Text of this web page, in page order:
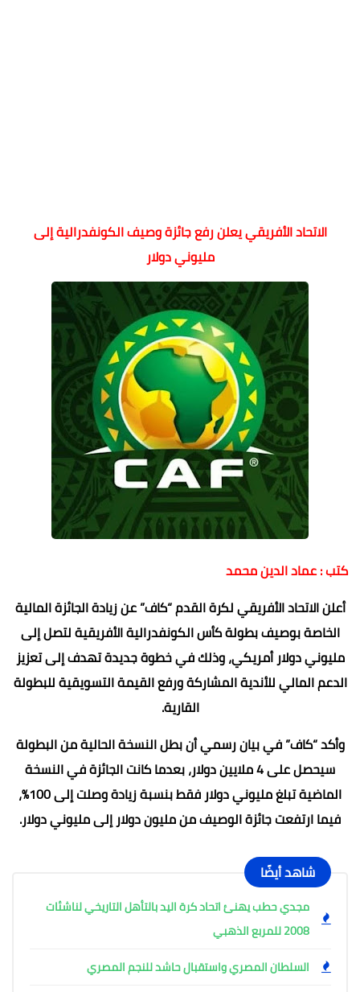
الاتحاد الأفريقي يعلن رفع جائزة وصيف الكونفدرالية إلى
مليوني دولار
كتب : عماد الدين محمد
أعلن الاتحاد الأفريقي لكرة القدم “كاف” عن زيادة الجائزة المالية
الخاصة بوصيف بطولة كأس الكونفدرالية الأفريقية لتصل إلى
مليوني دولار أمريكي، وذلك في خطوة جديدة تهدف إلى تعزيز
الدعم المالي للأندية المشاركة ورفع القيمة التسويقية للبطولة
القارية.
وأكد “كاف” في بيان رسمي أن بطل النسخة الحالية من البطولة
سيحصل على 4 ملايين دولار، بعدما كانت الجائزة في النسخة
الماضية تبلغ مليوني دولار فقط بنسبة زيادة وصلت إلى 100%،
فيما ارتفعت جائزة الوصيف من مليون دولار إلى مليوني دولار.
شاهد أيضًا
مجدي حطب يهنئ اتحاد كرة اليد بالتأهل التاريخي لناشئات
2008 للمربع الذهبي
السلطان المصري واستقبال حاشد للنجم المصري